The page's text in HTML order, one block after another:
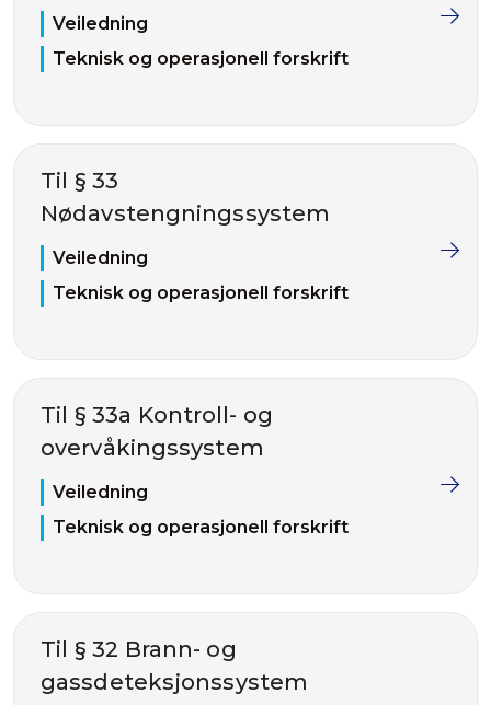
Veiledning
Teknisk og operasjonell forskrift
Til § 33
Nødavstengningssystem
Veiledning
Teknisk og operasjonell forskrift
Til § 33a Kontroll- og
overvåkingssystem
Veiledning
Teknisk og operasjonell forskrift
Til § 32 Brann- og
gassdeteksjonssystem